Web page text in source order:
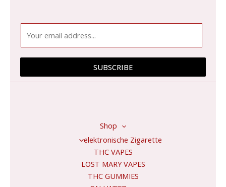
l
SUBSCRIBE
Shop
elektronische Zigarette
THC VAPES
LOST MARY VAPES
THC GUMMIES